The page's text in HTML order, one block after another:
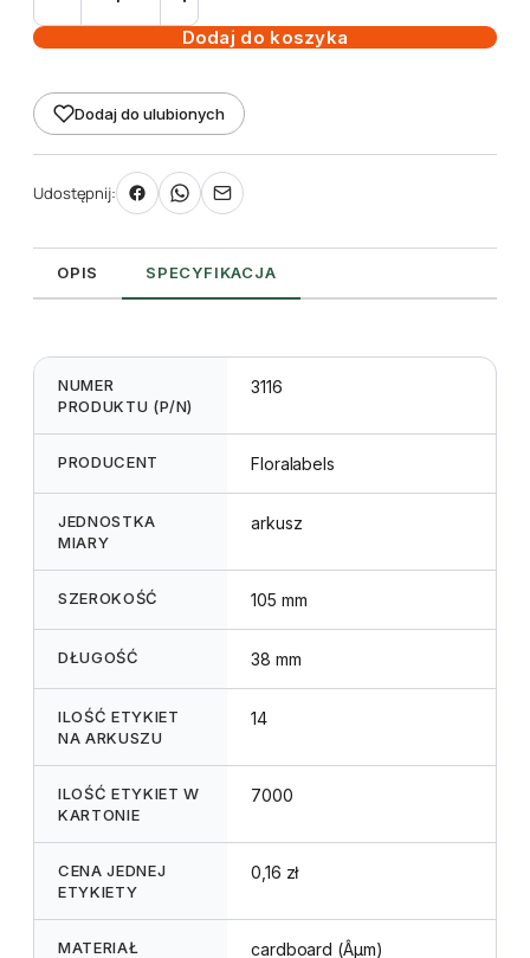
prezentacyjna
krawędzie
półek
105
x
mm
(14)
Dodaj do koszyka
Dodaj do ulubionych
Udostępnij:
OPIS SPECYFIKACJA
NUMER
PRODUKTU (P/N)
3116
PRODUCENT Floralabels
JEDNOSTKA
MIARY
arkusz
SZEROKOŚĆ 105 mm
DŁUGOŚĆ 38 mm
ILOŚĆ ETYKIET
NA ARKUSZU
14
ILOŚĆ ETYKIET W
KARTONIE
7000
CENA JEDNEJ
ETYKIETY
0,16 zł
MATERIAŁ cardboard (Âµm)